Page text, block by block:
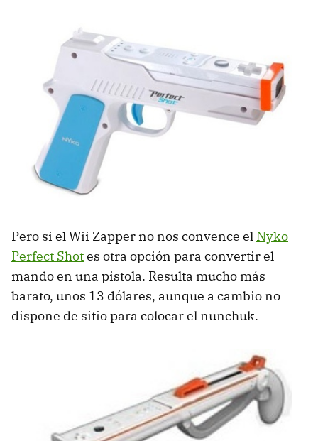
Pero si el Wii Zapper no nos convence el Nyko
Perfect Shotes otra opción para convertir el
mando en una pistola. Resulta mucho más
barato, unos 13 dólares, aunque a cambio no
dispone de sitio para colocar el nunchuk.